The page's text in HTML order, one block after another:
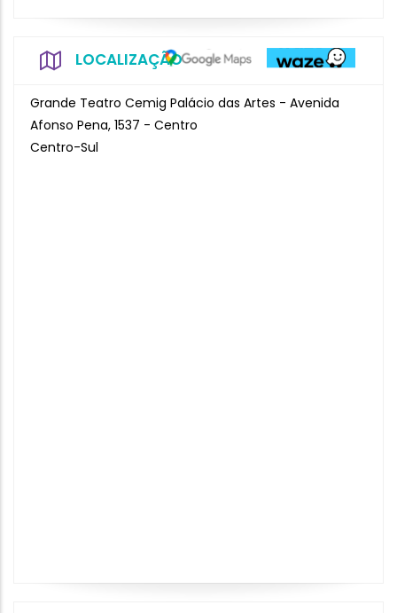
LOCALIZAÇÃO
Grande Teatro Cemig Palácio das Artes - Avenida
Afonso Pena, 1537 - Centro
Centro-Sul